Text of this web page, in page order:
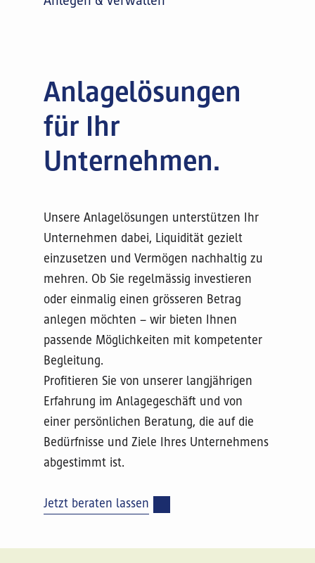
Anlagelösungen
für Ihr
Unternehmen.
Unsere Anlagelösungen unterstützen Ihr
Unternehmen dabei, Liquidität gezielt
einzusetzen und Vermögen nachhaltig zu
mehren. Ob Sie regelmässig investieren
oder einmalig einen grösseren Betrag
anlegen möchten – wir bieten Ihnen
passende Möglichkeiten mit kompetenter
Begleitung.
Profitieren Sie von unserer langjährigen
Erfahrung im Anlagegeschäft und von
einer persönlichen Beratung, die auf die
Bedürfnisse und Ziele Ihres Unternehmens
abgestimmt ist.
Jetzt beraten lassen